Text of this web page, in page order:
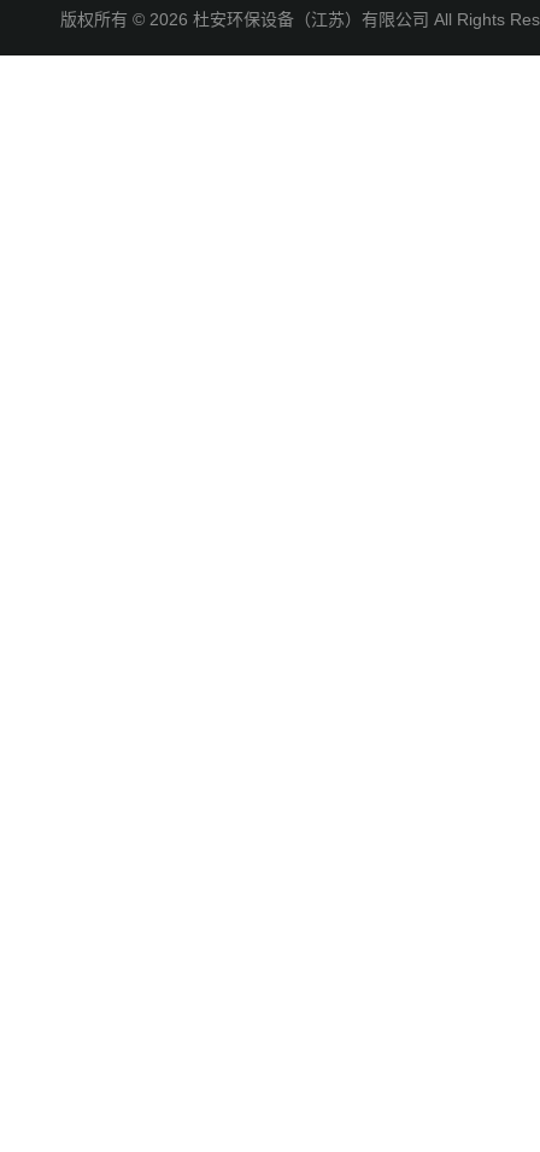
版权所有 © 2026 杜安环保设备（江苏）有限公司 All Rights